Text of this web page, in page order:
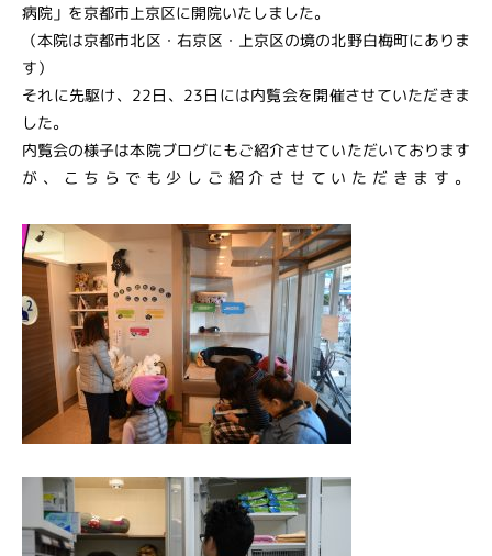
病院」を京都市上京区に開院いたしました。
（本院は京都市北区・右京区・上京区の境の北野白梅町にありま
す）
それに先駆け、22日、23日には内覧会を開催させていただきま
した。
内覧会の様子は本院ブログにもご紹介させていただいております
が、こちらでも少しご紹介させていただきます。